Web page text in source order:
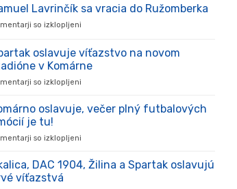
prišiel,
stal
sa
súťaži
Lavrinčík sa vracia do Ružomberka
so izklopljeni
Lavrinčík
vracia
oslavuje víťazstvo na novom
v Komárne
so izklopljeni
oslavuje
v
oslavuje, večer plný futbalových
je tu!
so izklopljeni
oslavuje,
DAC 1904, Žilina a Spartak oslavujú
víťazstvá